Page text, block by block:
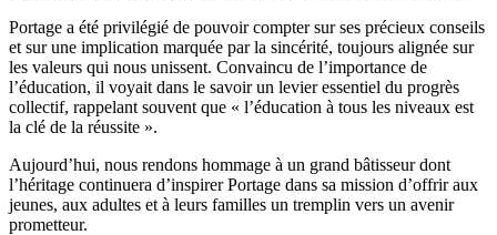
Portage a été privilégié de pouvoir compter sur ses précieux conseils
et sur une implication marquée par la sincérité, toujours alignée sur
les valeurs qui nous unissent. Convaincu de l’importance de
l’éducation, il voyait dans le savoir un levier essentiel du progrès
collectif, rappelant souvent que « l’éducation à tous les niveaux est
la clé de la réussite ».
Aujourd’hui, nous rendons hommage à un grand bâtisseur dont
l’héritage continuera d’inspirer Portage dans sa mission d’offrir aux
jeunes, aux adultes et à leurs familles un tremplin vers un avenir
prometteur.